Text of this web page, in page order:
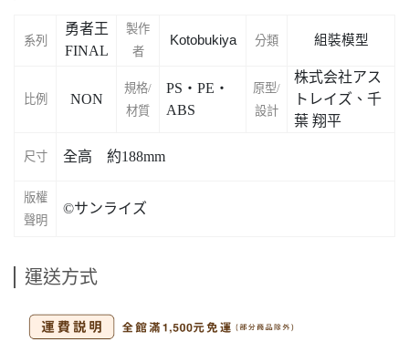
系列
勇者王
FINAL
製作
者
Kotobukiya 分類 組裝模型
比例 NON
規格/
材質
PS・PE・
ABS
原型/
設計
株式会社アス
トレイズ、千
葉 翔平
尺寸 全高 約188mm
版權
聲明
©サンライズ
運送方式